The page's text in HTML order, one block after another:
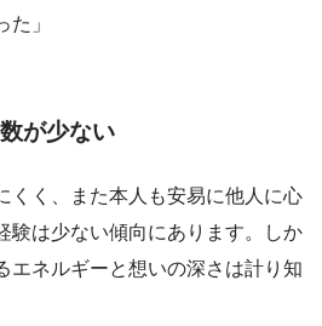
」
が少ない
くく、また本人も安易に他人に心
験は少ない傾向にあります。しか
エネルギーと想いの深さは計り知